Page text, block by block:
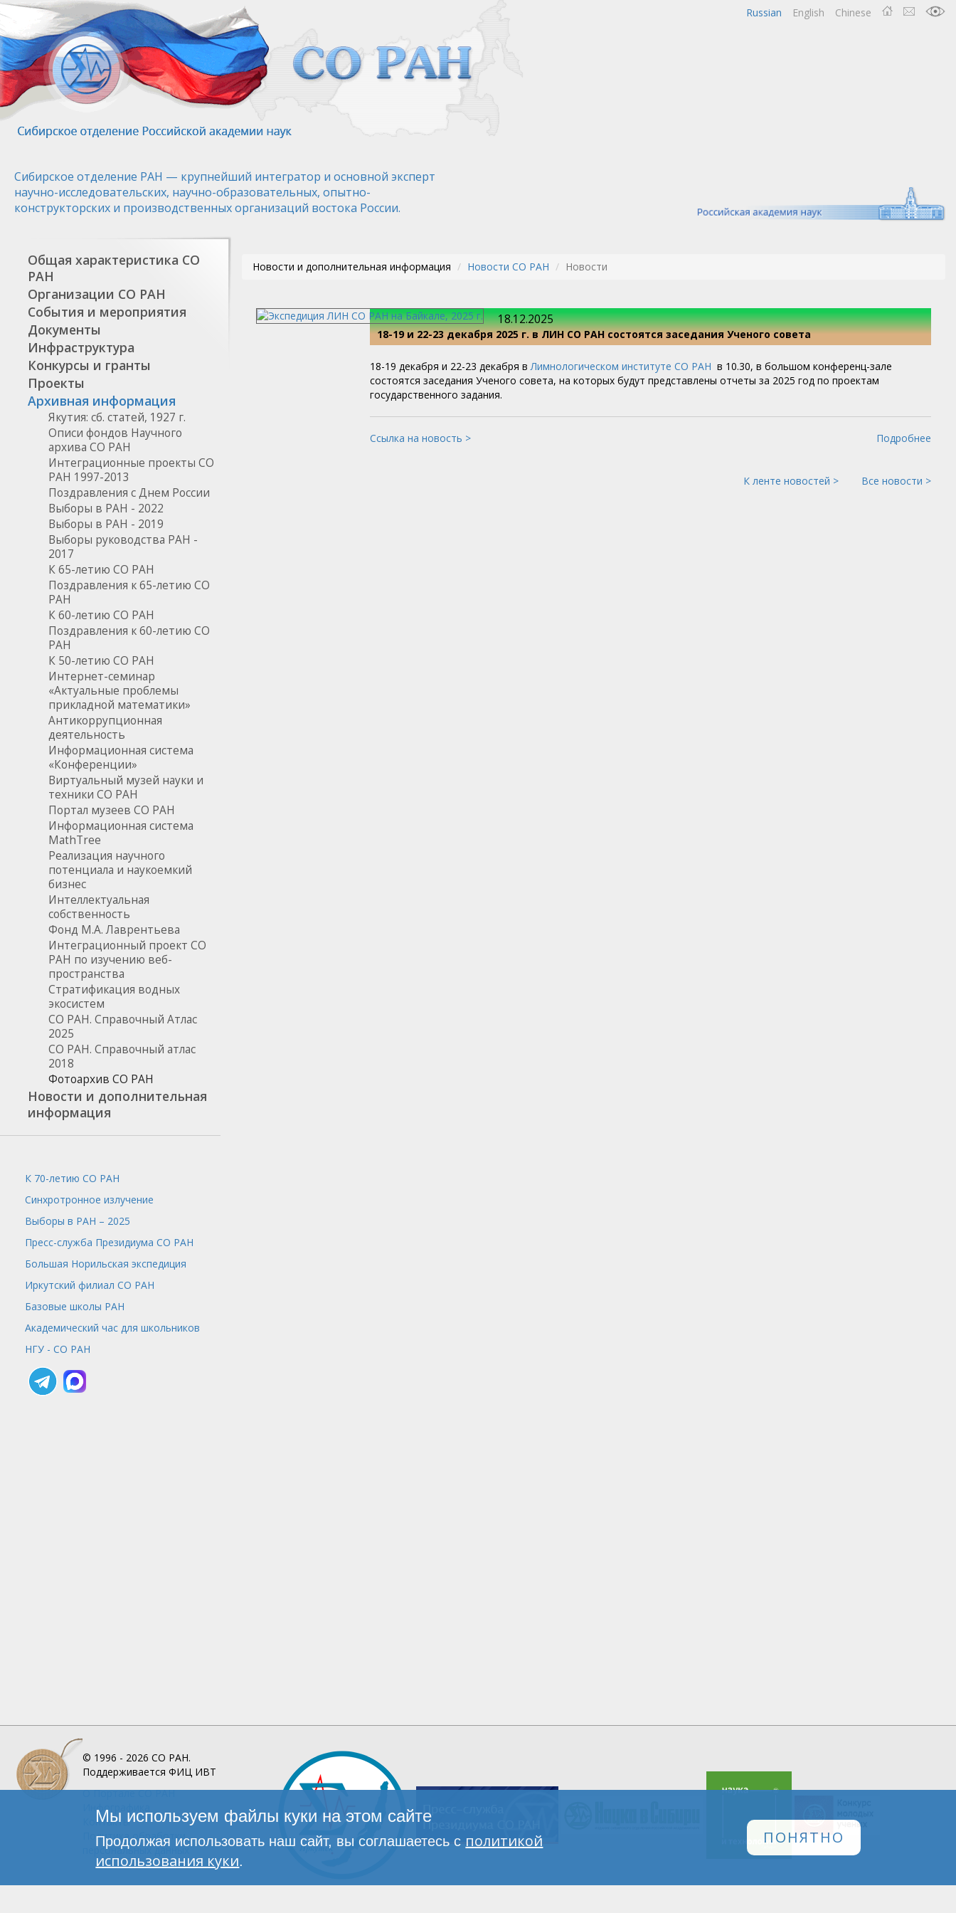
Перейти
основному
содержанию
Chinese
English
Russian
Сибирское отделение РАН — крупнейший интегратор и основной эксперт
научно-исследовательских, научно-образовательных, опытно-
конструкторских и производственных организаций востока России.
Общая характеристика СО
РАН
Организации СО РАН
События и мероприятия
Документы
Инфраструктура
Конкурсы и гранты
Проекты
Архивная информация
Якутия: сб. статей, 1927 г.
Описи фондов Научного
архива СО РАН
Интеграционные проекты СО
РАН 1997-2013
Поздравления с Днем России
Выборы в РАН - 2022
Выборы в РАН - 2019
Выборы руководства РАН -
2017
К 65-летию СО РАН
Поздравления к 65-летию СО
РАН
К 60-летию СО РАН
Поздравления к 60-летию СО
РАН
К 50-летию СО РАН
Интернет-семинар
«Актуальные проблемы
прикладной математики»
Антикоррупционная
деятельность
Информационная система
«Конференции»
Виртуальный музей науки и
техники СО РАН
Портал музеев СО РАН
Информационная система
MathTree
Реализация научного
потенциала и наукоемкий
бизнес
Интеллектуальная
собственность
Фонд М.А. Лаврентьева
Интеграционный проект СО
РАН по изучению веб-
пространства
Стратификация водных
экосистем
СО РАН. Справочный Атлас
2025
СО РАН. Справочный атлас
2018
Фотоархив СО РАН
Новости и дополнительная
информация
К 70-летию СО РАН
Синхротронное излучение
Выборы в РАН – 2025
Пресс-служба Президиума СО РАН
Большая Норильская экспедиция
Иркутский филиал СО РАН
Базовые школы РАН
Академический час для школьников
НГУ - СО РАН
Новости и дополнительная информация Новости СО РАН Новости
18.12.2025
18-19 и 22-23 декабря 2025 г. в ЛИН СО РАН состоятся заседания Ученого совета
18-19 декабря и 22-23 декабря вЛимнологическом институте СО РАН в 10.30, в большом конференц-зале
состоятся заседания Ученого совета, на которых будут представлены отчеты за 2025 год по проектам
государственного задания.
Ссылка на новость > Подробнее
К ленте новостей > Все новости >
© 1996 - 2026 СО РАН.
Поддерживается ФИЦ ИВТ
О ПорталеСО РАН
Инфографика
Контакты
Политика обработки
персональных данных
Мы используем файлы куки на этом сайте
Продолжая использовать наш сайт, вы соглашаетесь с политикой
использования куки.
ПОНЯТНО